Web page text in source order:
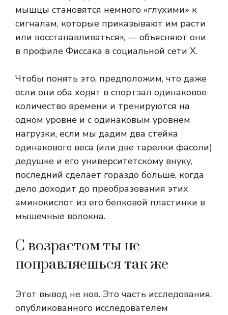
мышцы становятся немного «глухими» к
сигналам, которые приказывают им расти
или восстанавливаться», — объясняют они
в профиле Фиссака в социальной сети X.
Чтобы понять это, предположим, что даже
если они оба ходят в спортзал одинаковое
количество времени и тренируются на
одном уровне и с одинаковым уровнем
нагрузки, если мы дадим два стейка
одинакового веса (или две тарелки фасоли)
дедушке и его университетскому внуку,
последний сделает гораздо больше, когда
дело доходит до преобразования этих
аминокислот из его белковой пластинки в
мышечные волокна.
С возрастом ты не
поправляешься так же
Этот вывод не нов. Это часть исследования,
опубликованного исследователем